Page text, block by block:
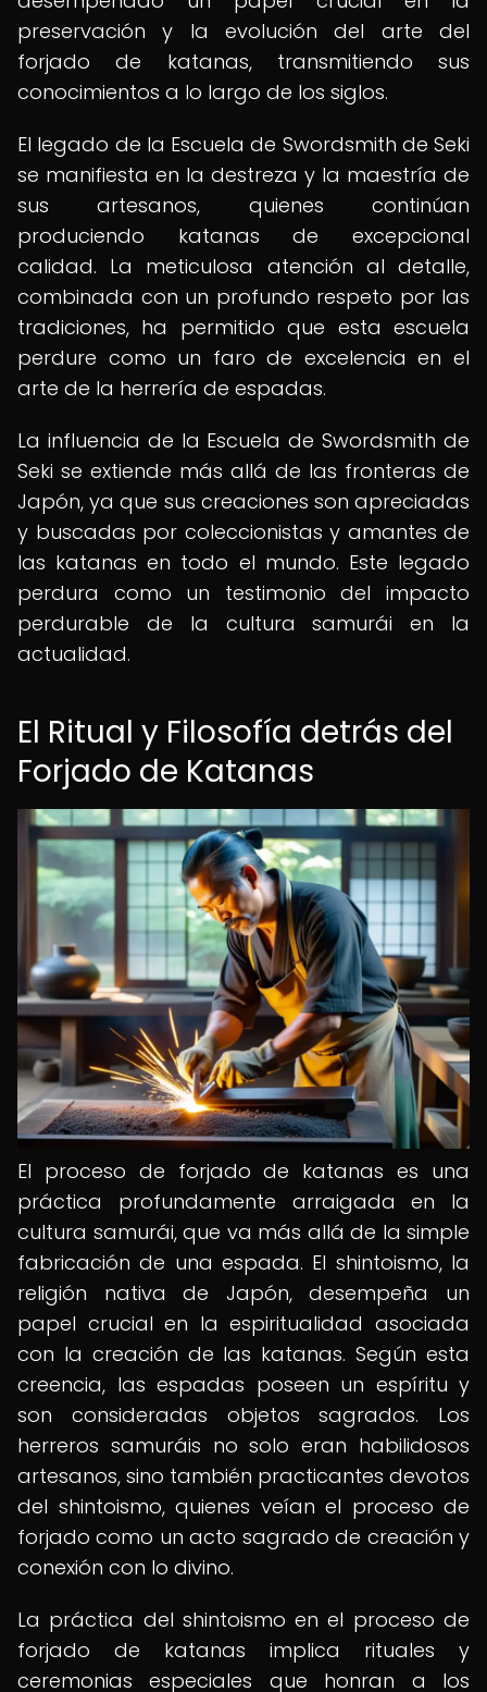
preservación y la evolución del arte del
forjado de katanas, transmitiendo sus
conocimientos a lo largo de los siglos.
El legado de la Escuela de Swordsmith de Seki
se manifiesta en la destreza y la maestría de
sus artesanos, quienes continúan
produciendo katanas de excepcional
calidad. La meticulosa atención al detalle,
combinada con un profundo respeto por las
tradiciones, ha permitido que esta escuela
perdure como un faro de excelencia en el
arte de la herrería de espadas.
La influencia de la Escuela de Swordsmith de
Seki se extiende más allá de las fronteras de
Japón, ya que sus creaciones son apreciadas
y buscadas por coleccionistas y amantes de
las katanas en todo el mundo. Este legado
perdura como un testimonio del impacto
perdurable de la cultura samurái en la
actualidad.
El Ritual y Filosofía detrás del
Forjado de Katanas
El proceso de forjado de katanas es una
práctica profundamente arraigada en la
cultura samurái, que va más allá de la simple
fabricación de una espada. El shintoismo, la
religión nativa de Japón, desempeña un
papel crucial en la espiritualidad asociada
con la creación de las katanas. Según esta
creencia, las espadas poseen un espíritu y
son consideradas objetos sagrados. Los
herreros samuráis no solo eran habilidosos
artesanos, sino también practicantes devotos
del shintoismo, quienes veían el proceso de
forjado como un acto sagrado de creación y
conexión con lo divino.
La práctica del shintoismo en el proceso de
forjado de katanas implica rituales y
ceremonias especiales que honran a los